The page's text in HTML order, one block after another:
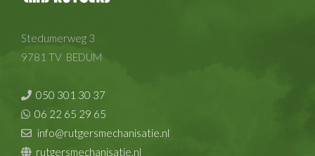
Stedumerweg 3
9781 TV BEDUM
050 301 30 37
06 22 65 29 65
info@rutgersmechanisatie.nl
rutgersmechanisatie.nl